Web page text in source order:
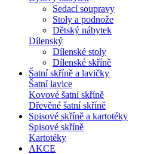
Sedací soupravy
Stoly a podnože
Dětský nábytek
Dílenský
Dílenské stoly
Dílenské skříně
Šatní skříně a lavičky
Šatní lavice
Kovové šatní skříně
Dřevěné šatní skříně
Spisové skříně a kartotéky
Spisové skříně
Kartotéky
AKCE